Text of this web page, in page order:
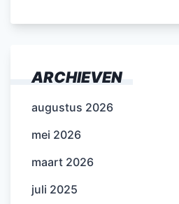
ARCHIEVEN
augustus 2026
mei 2026
maart 2026
juli 2025